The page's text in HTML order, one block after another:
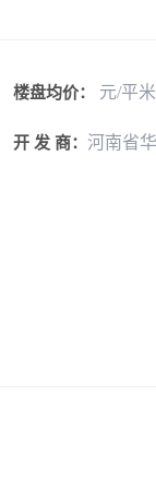
楼盘均价： 元/平米
开 发 商： 河南省